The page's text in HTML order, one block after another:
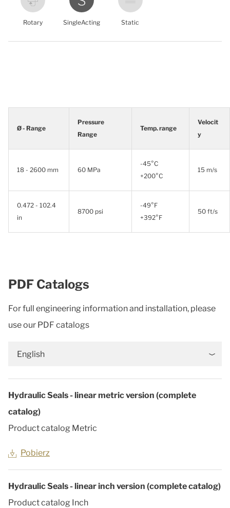
Rotary SingleActing Static
Ø - Range
Pressure
Range
Temp. range
Velocit
y
18 - 2600 mm 60 MPa
-45°C
+200°C
15 m/s
0.472 - 102.4
in
8700 psi
-49°F
+392°F
50 ft/s
PDF Catalogs
For full engineering information and installation, please
use our PDF catalogs
English
Hydraulic Seals - linear metric version (complete
catalog)
Product catalog Metric
Pobierz
Hydraulic Seals - linear inch version (complete catalog)
Product catalog Inch